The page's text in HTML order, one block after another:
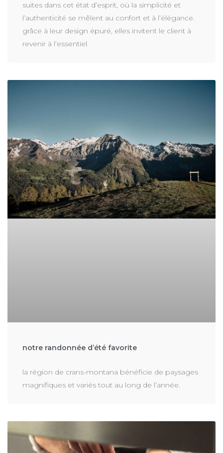
suites dans cet état d’esprit, où la simplicité et
l’authenticité se mêlent au confort et à l’élégance.
grâce à leur design épuré, elles invitent le client à
revenir à l’essentiel.
notre randonnée d’été favorite
la région de crans-montana bénéficie de paysages
magnifiques et variés tout au long de l’année.